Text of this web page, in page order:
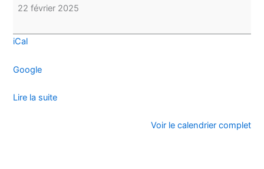
22 février 2025
iCal
Google
Lire la suite
Voir le calendrier complet